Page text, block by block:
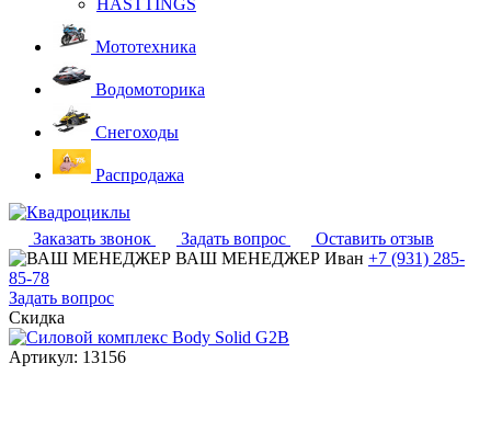
Мототехника
Водомоторика
Снегоходы
Распродажа
Заказать звонок Задать вопрос
Оставить отзыв
ВАШ МЕНЕДЖЕР Иван +7 (931) 285-
85-78
Задать вопрос
Скидка
Артикул: 13156